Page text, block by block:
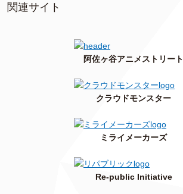
関連サイト
阿佐ヶ谷アニメストリート
クラウドモンスター
ミライメーカーズ
Re-public Initiative